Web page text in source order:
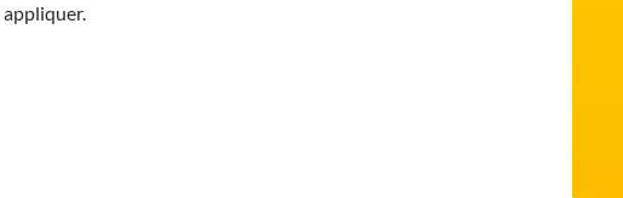
appliquer.